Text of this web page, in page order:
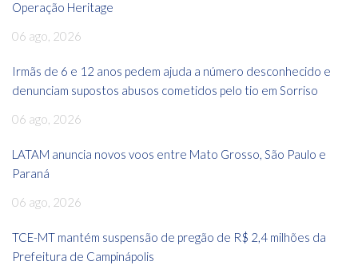
Operação Heritage
06 ago, 2026
Irmãs de 6 e 12 anos pedem ajuda a número desconhecido e
denunciam supostos abusos cometidos pelo tio em Sorriso
06 ago, 2026
LATAM anuncia novos voos entre Mato Grosso, São Paulo e
Paraná
06 ago, 2026
TCE-MT mantém suspensão de pregão de R$ 2,4 milhões da
Prefeitura de Campinápolis